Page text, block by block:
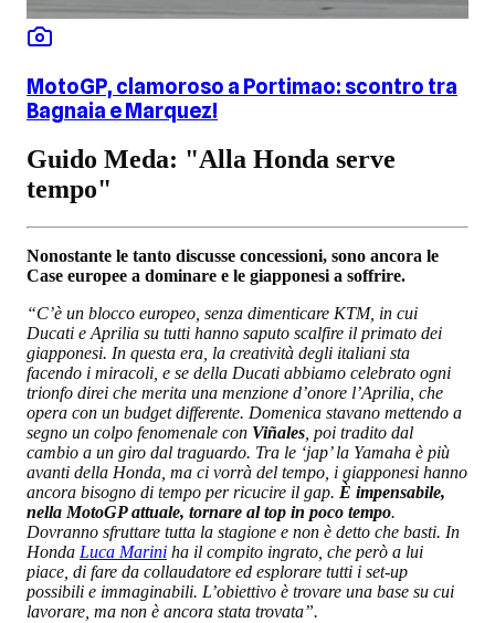
MotoGP, clamoroso a Portimao: scontro tra
Bagnaia e Marquez!
Guido Meda: "Alla Honda serve
tempo"
Nonostante le tanto discusse concessioni, sono ancora le
Case europee a dominare e le giapponesi a soffrire.
“C’è un blocco europeo, senza dimenticare KTM, in cui
Ducati e Aprilia su tutti hanno saputo scalfire il primato dei
giapponesi. In questa era, la creatività degli italiani sta
facendo i miracoli, e se della Ducati abbiamo celebrato ogni
trionfo direi che merita una menzione d’onore l’Aprilia, che
opera con un budget differente. Domenica stavano mettendo a
segno un colpo fenomenale con Viñales , poi tradito dal
cambio a un giro dal traguardo. Tra le ‘jap’ la Yamaha è più
avanti della Honda, ma ci vorrà del tempo, i giapponesi hanno
ancora bisogno di tempo per ricucire il gap. È impensabile,
nella MotoGP attuale, tornare al top in poco tempo.
Dovranno sfruttare tutta la stagione e non è detto che basti. In
Honda Luca Marini ha il compito ingrato, che però a lui
piace, di fare da collaudatore ed esplorare tutti i set-up
possibili e immaginabili. L’obiettivo è trovare una base su cui
lavorare, ma non è ancora stata trovata”.